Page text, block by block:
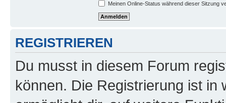
Meinen Online-Status während dieser Sitzung
REGISTRIEREN
Du musst in diesem Forum
können. Die Registrierung ist in